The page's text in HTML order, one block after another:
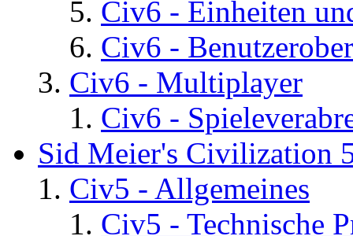
Civ6 - Einheiten
Civ6 -
Civ6 - Multiplayer
Civ6 -
Sid Meier's Civilization
Civ5 - Allgemeines
Civ5 - Technische